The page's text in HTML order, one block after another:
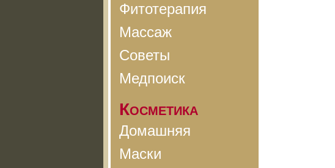
Фитотерапия
Массаж
Советы
Медпоиск
Косметика
Домашняя
Маски